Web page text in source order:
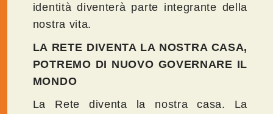
identità diventerà parte integrante della
nostra vita.
LA RETE DIVENTA LA NOSTRA CASA,
POTREMO DI NUOVO GOVERNARE IL
MONDO
La Rete diventa la nostra casa. La